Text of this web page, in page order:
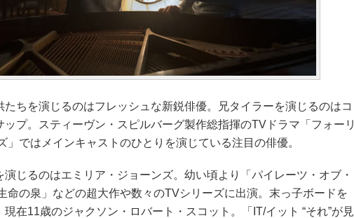
たちを演じるのはフレッシュな新鋭俳優。兄タイラーを演じるのはコ
ップ。スティーヴン・スピルバーグ製作総指揮のTVドラマ「フォーリ
」ではメインキャストのひとりを演じている注目の俳優。
演じるのはエミリア・ジョーンズ。幼い頃より「パイレーツ・オブ・
命の泉」などの超大作や数々のTVシリーズに出演。末っ子ボードを
現在11歳のジャクソン・ロバート・スコット。「IT/イット “それ”が見